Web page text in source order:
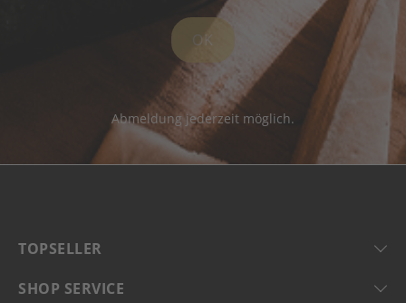
OK
Abmeldung jederzeit möglich.
TOPSELLER
SHOP SERVICE